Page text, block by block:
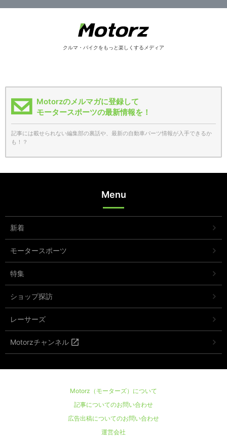
クルマ・バイクをもっと楽しくするメディア
Motorzのメルマガに登録して
モータースポーツの最新情報を！
記事には載せられない編集部の裏話や、最新の自動車パーツ情報が入手できるか
も！？
Menu
新着
モータースポーツ
特集
ショップ探訪
レーサーズ
Motorzチャンネル
Motorz（モーターズ）について
記事についてのお問い合わせ
広告出稿についてのお問い合わせ
運営会社